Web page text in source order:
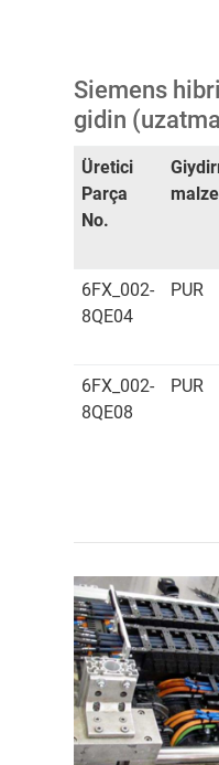
Siemens
gidin
Üretici
Parça
No.
6FX_002-
8QE04
PUR
6FX_002-
8QE08
PUR